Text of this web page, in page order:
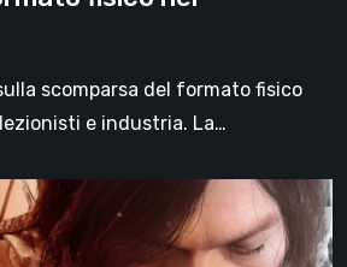
scomparsa del formato fisico
e industria. La…